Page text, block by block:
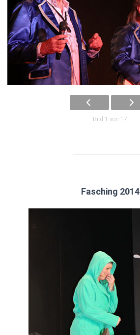
Bild 1 von 17
Fasching 2014